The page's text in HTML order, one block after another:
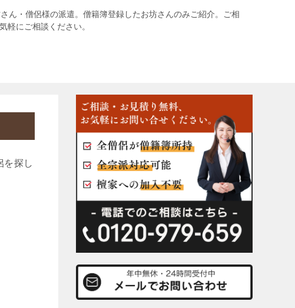
ん・僧侶様の派遣。僧籍簿登録したお坊さんのみご紹介。ご相
軽にご相談ください。
を探し